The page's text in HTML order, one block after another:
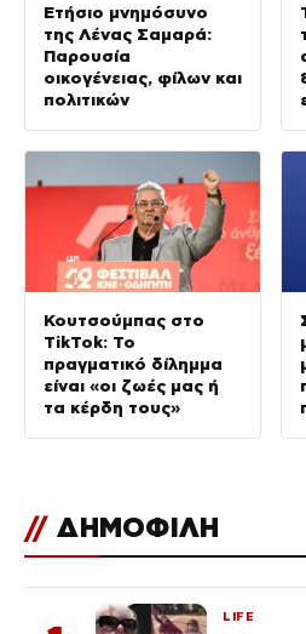
Ετήσιο μνημόσυνο
της Λένας Σαμαρά:
Παρουσία
οικογένειας, φίλων και
πολιτικών
Κουτσούμπας στο
TikTok: Το
πραγματικό δίλημμα
είναι «οι ζωές μας ή
τα κέρδη τους»
// ΔΗΜΟΦΙΛΗ
LIFE